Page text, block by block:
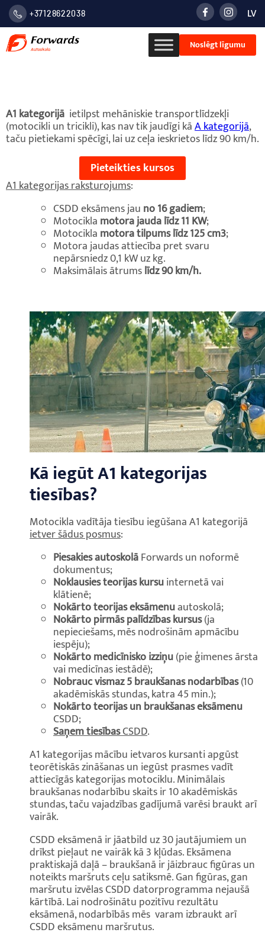
+37128622038 LV
Noslēgt līgumu
A1 kategorijā ietilpst mehāniskie transportlīdzekļi
(motocikli un tricikli), kas nav tik jaudīgi kāA kategorijā,
taču pietiekami spēcīgi, lai uz ceļa ieskrietos līdz 90 km/h.
Pieteikties kursos
A1 kategorijas raksturojums:
CSDD eksāmens jau no 16 gadiem;
Motocikla motora jauda līdz 11 KW;
Motocikla motora tilpums līdz 125 cm3;
Motora jaudas attiecība pret svaru
nepārsniedz 0,1 kW uz kg.
Maksimālais ātrumslīdz 90 km/h.
Kā iegūt A1 kategorijas
tiesības?
Motocikla vadītāja tiesību iegūšana A1 kategorijā
ietver šādus posmus:
Piesakies autoskolāForwards un noformē
dokumentus;
Noklausies teorijas kursuinternetā vai
klātienē;
Nokārto teorijas eksāmenuautoskolā;
Nokārto pirmās palīdzības kursus(ja
nepieciešams, mēs nodrošinām apmācību
iespēju);
Nokārto medicīnisko izziņu(pie ģimenes ārsta
vai medicīnas iestādē);
Nobrauc vismaz 5 braukšanas nodarbības(10
akadēmiskās stundas, katra 45 min.);
Nokārto teorijas un braukšanas eksāmenu
CSDD;
Saņem tiesībasCSDD.
A1 kategorijas mācību ietvaros kursanti apgūst
teorētiskās zināšanas un iegūst prasmes vadīt
attiecīgās kategorijas motociklu. Minimālais
braukšanas nodarbību skaits ir 10 akadēmiskās
stundas, taču vajadzības gadījumā varēsi braukt arī
vairāk.
CSDD eksāmenā ir jāatbild uz 30 jautājumiem un
drīkst pieļaut ne vairāk kā 3 kļūdas. Eksāmena
praktiskajā daļā – braukšanā ir jāizbrauc figūras un
noteikts maršruts ceļu satiksmē. Gan figūras, gan
maršrutu izvēlas CSDD datorprogramma nejaušā
kārtībā. Lai nodrošinātu pozitīvu rezultātu
eksāmenā, nodarbībās mēs varam izbraukt arī
CSDD eksāmenu maršrutus.